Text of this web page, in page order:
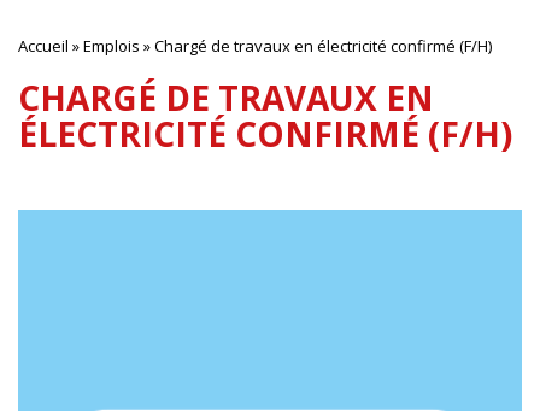
Accueil »Emplois »Chargé de travaux en électricité confirmé (F/H)
CHARGÉ DE TRAVAUX EN
ÉLECTRICITÉ CONFIRMÉ (F/H)